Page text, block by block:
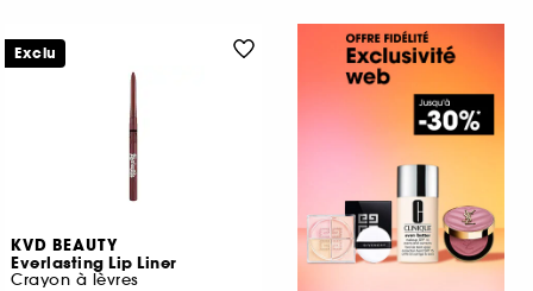
KVD BEAUTY
Everlasting Lip Liner
Crayon à lèvres
Exclu